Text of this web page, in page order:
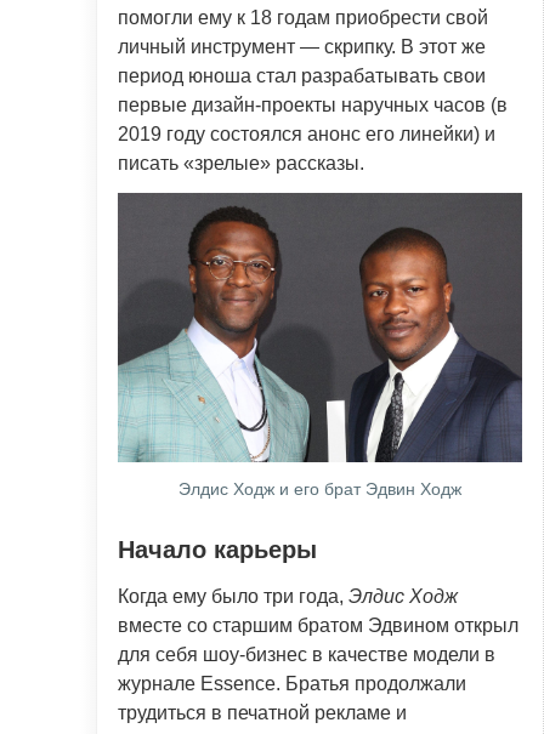
помогли ему к 18 годам приобрести свой
личный инструмент — скрипку. В этот же
период юноша стал разрабатывать свои
первые дизайн-проекты наручных часов (в
2019 году состоялся анонс его линейки) и
писать «зрелые» рассказы.
Элдис Ходж и его брат Эдвин Ходж
Начало карьеры
Когда ему было три года, Элдис Ходж
вместе со старшим братом Эдвином открыл
для себя шоу-бизнес в качестве модели в
журнале Essence. Братья продолжали
трудиться в печатной рекламе и